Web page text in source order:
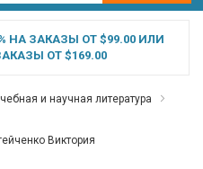
НА ЗАКАЗЫ ОТ $99.00 ИЛИ
ОТ $169.00
и научная литература
Виктория